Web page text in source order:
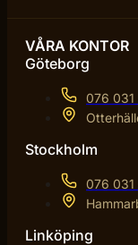
VÅRA KONTOR
Göteborg
076
Stockholm
076
Linköping